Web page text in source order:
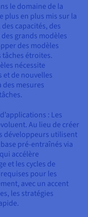
le domaine de la
plus en plus mis sur la
capacités, des
grands modèles
des modèles
étroites.
nécessite
et de nouvelles
mesures
: Les
Au lieu de créer
développeurs utilisent
pré-entraînés via
accélère
et les cycles de
pour les
avec un accent
les stratégies